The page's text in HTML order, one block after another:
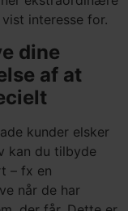
interesse for.
dine
af at
kunder elsker
kan du tilbyde
– fx en
når de har